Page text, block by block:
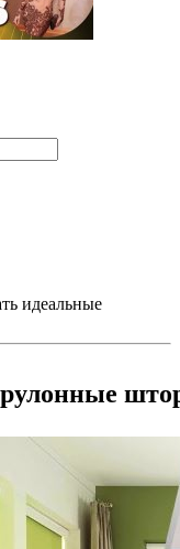
идеальные